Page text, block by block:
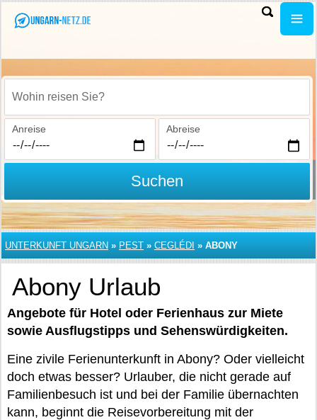
Wohin reisen Sie?
Anreise Abreise
Suchen
UNTERKUNFT UNGARN » PEST » CEGLÉDI » ABONY
Abony Urlaub
Angebote für Hotel oder Ferienhaus zur Miete
sowie Ausflugstipps und Sehenswürdigkeiten.
Eine zivile Ferienunterkunft in Abony? Oder vielleicht
doch etwas besser? Urlauber, die nicht gerade auf
Familienbesuch ist und bei der Familie übernachten
kann, beginnt die Reisevorbereitung mit der